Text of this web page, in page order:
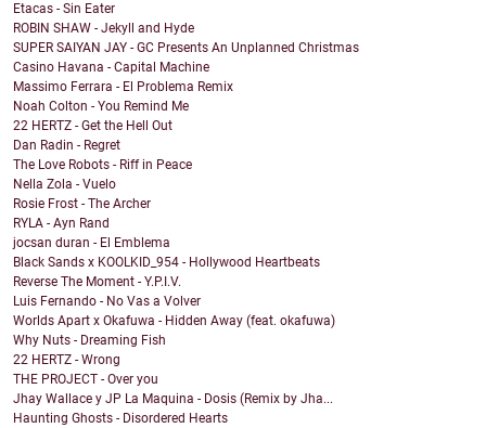
Etacas - Sin Eater
ROBIN SHAW - Jekyll and Hyde
SUPER SAIYAN JAY - GC Presents An Unplanned Christmas
Casino Havana - Capital Machine
Massimo Ferrara - El Problema Remix
Noah Colton - You Remind Me
22 HERTZ - Get the Hell Out
Dan Radin - Regret
The Love Robots - Riff in Peace
Nella Zola - Vuelo
Rosie Frost - The Archer
RYLA - Ayn Rand
jocsan duran - El Emblema
Black Sands x KOOLKID_954 - Hollywood Heartbeats
Reverse The Moment - Y.P.I.V.
Luis Fernando - No Vas a Volver
Worlds Apart x Okafuwa - Hidden Away (feat. okafuwa)
Why Nuts - Dreaming Fish
22 HERTZ - Wrong
THE PROJECT - Over you
Jhay Wallace y JP La Maquina - Dosis (Remix by Jha...
Haunting Ghosts - Disordered Hearts